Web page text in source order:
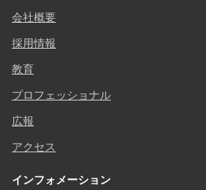
会社概要
採用情報
教育
プロフェッショナル
広報
アクセス
インフォメーション